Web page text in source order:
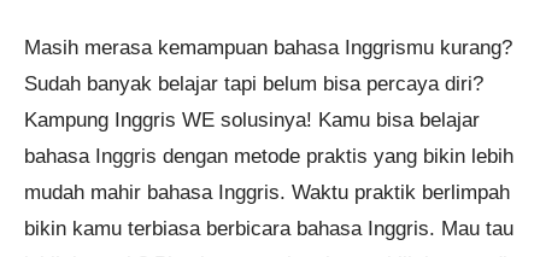
Masih merasa kemampuan bahasa Inggrismu kurang?
Sudah banyak belajar tapi belum bisa percaya diri?
Kampung Inggris WE solusinya! Kamu bisa belajar
bahasa Inggris dengan metode praktis yang bikin lebih
mudah mahir bahasa Inggris. Waktu praktik berlimpah
bikin kamu terbiasa berbicara bahasa Inggris. Mau tau